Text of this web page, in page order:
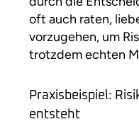
oft auch raten,
vorzugehen, um
trotzdem echten
Praxisbeispiel:
entsteht